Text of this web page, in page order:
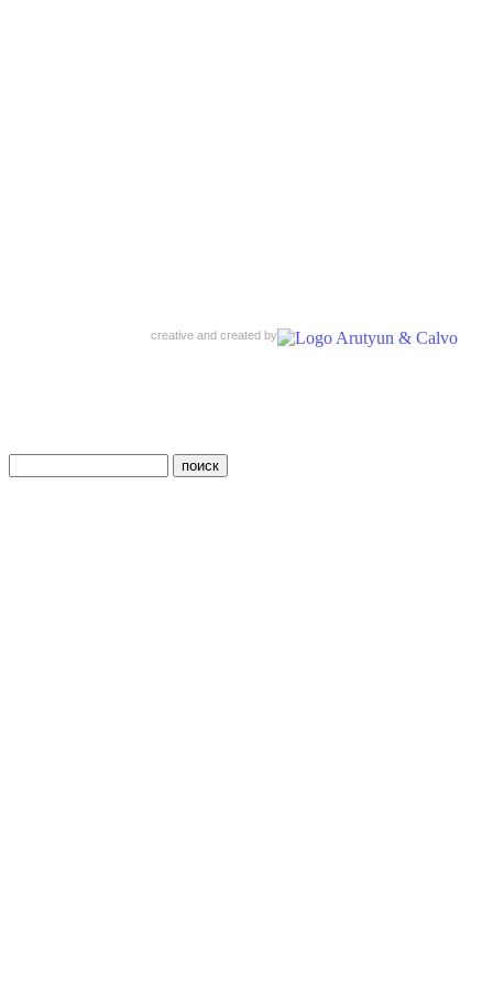
creative and created by